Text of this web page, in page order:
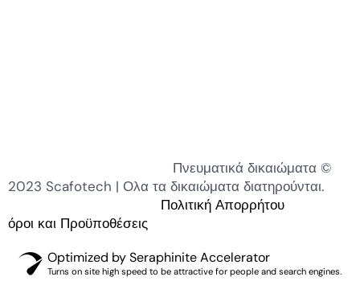
Πνευματικά δικαιώματα ©
2023 Scafotech | Ολα τα δικαιώματα διατηρούνται.
Πολιτική Απορρήτου
όροι και Προϋποθέσεις
Optimized by Seraphinite Accelerator
Turns on site high speed to be attractive for people and search engines.